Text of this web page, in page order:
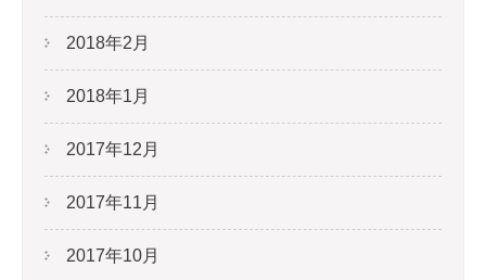
2018年2月
2018年1月
2017年12月
2017年11月
2017年10月